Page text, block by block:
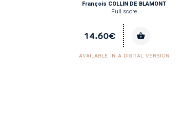
François COLLIN DE BLAMONT
Full score
14.60€
AVAILABLE IN A DIGITAL VERSION